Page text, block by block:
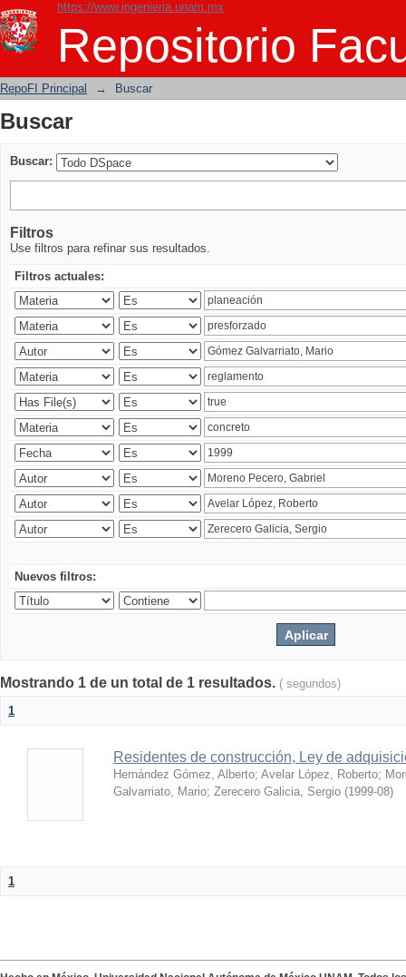
https://www.ingenieria.unam.mx
Repositorio
Buscar
RepoFI Principal → Buscar
Buscar
Buscar:
Filtros
Use filtros para refinar sus resultados.
Filtros actuales:
Nuevos filtros:
Mostrando 1 de un total de 1 resultados. ( segundos)
1
Residentes de construcción, Ley de
Hernández Gómez, Alberto; Avelar López, Roberto;
Galvarriato, Mario; Zerecero Galicia, Sergio (1999-08)
1